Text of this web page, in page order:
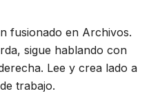
fusionado en Archivos.
sigue hablando con
Lee y crea lado a
trabajo.